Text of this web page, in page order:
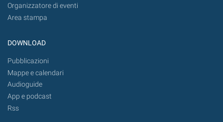
Organizzatore di eventi
Area stampa
DOWNLOAD
Pubblicazioni
Mappe e calendari
Audioguide
App e podcast
Rss